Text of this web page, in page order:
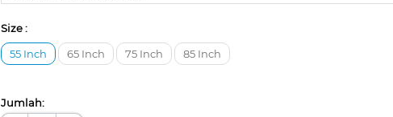
Size :
55 Inch
65 Inch 75 Inch 85 Inch
Jumlah: